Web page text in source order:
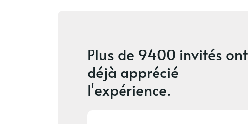
Plus de 9400 invités ont
déjà apprécié
l'expérience.